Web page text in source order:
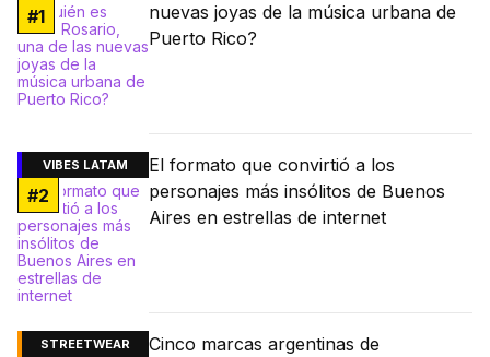
#1
nuevas joyas de la música urbana de
Puerto Rico?
VIBES LATAM
#2
El formato que convirtió a los
personajes más insólitos de Buenos
Aires en estrellas de internet
STREETWEAR
Cinco marcas argentinas de